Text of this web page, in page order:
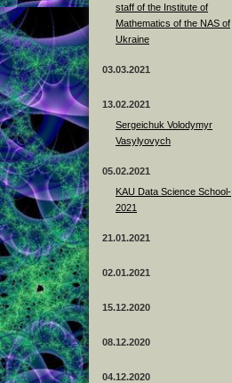
staff of the Institute of
Mathematics of the NAS of
Ukraine
03.03.2021
13.02.2021
Sergeichuk Volodymyr
Vasylyovych
05.02.2021
KAU Data Science School-
2021
21.01.2021
02.01.2021
15.12.2020
08.12.2020
04.12.2020